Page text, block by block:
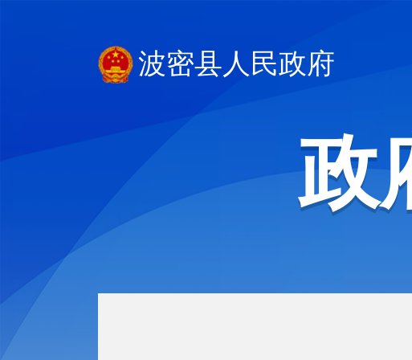
波密县人民政府
政